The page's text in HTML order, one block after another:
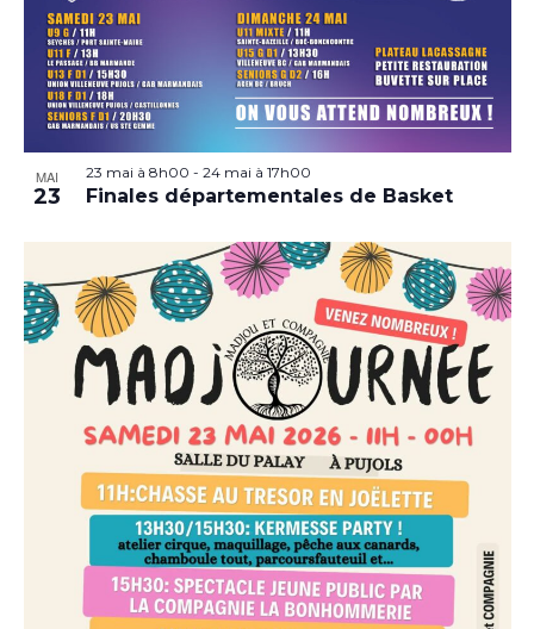
MAI
23
23 mai à 8h00 - 24 mai à 17h00
Finales départementales de Basket